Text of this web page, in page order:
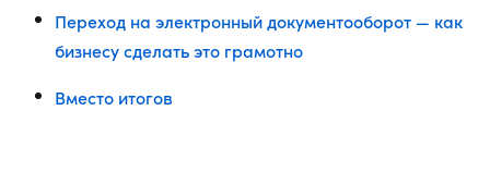
Переход на электронный документооборот — как
бизнесу сделать это грамотно
Вместо итогов